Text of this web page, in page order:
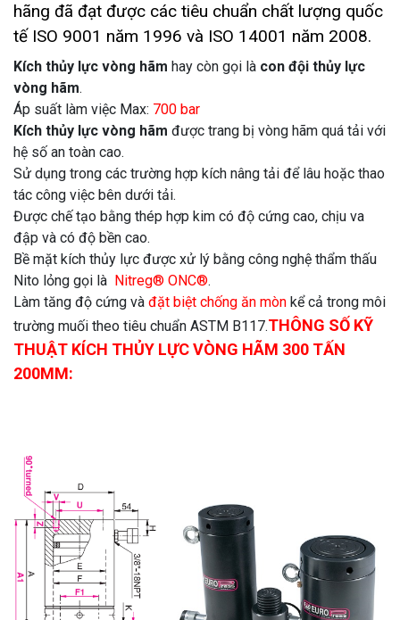
hãng đã đạt được các tiêu chuẩn chất lượng quốc
tế ISO 9001 năm 1996 và ISO 14001 năm 2008.
Kích thủy lực vòng hãm hay còn gọi là con đội thủy lực
vòng hãm.
Áp suất làm việc Max: 700 bar
Kích thủy lực vòng hãm được trang bị vòng hãm quá tải với
hệ số an toàn cao.
Sử dụng trong các trường hợp kích nâng tải để lâu hoặc thao
tác công việc bên dưới tải.
Được chế tạo bằng thép hợp kim có độ cứng cao, chịu va
đập và có độ bền cao.
Bề mặt kích thủy lực được xử lý bằng công nghệ thẩm thấu
Nito lỏng gọi là Nitreg® ONC®.
Làm tăng độ cứng và đặt biệt chống ăn mòn kể cả trong môi
trường muối theo tiêu chuẩn ASTM B117.THÔNG SỐ KỸ
THUẬT KÍCH THỦY LỰC VÒNG HÃM 300 TẤN
200MM: